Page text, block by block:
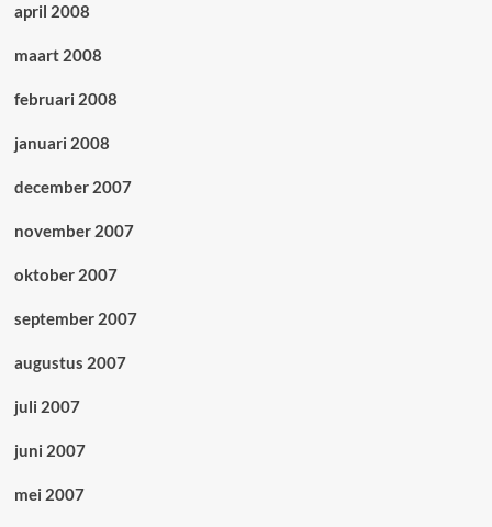
april 2008
maart 2008
februari 2008
januari 2008
december 2007
november 2007
oktober 2007
september 2007
augustus 2007
juli 2007
juni 2007
mei 2007